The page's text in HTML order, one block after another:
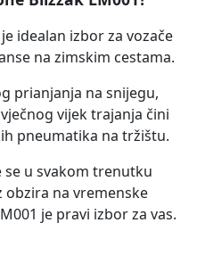
je idealan izbor za vozače
na zimskim cestama.
prianjanja na snijegu,
vijek trajanja čini
pneumatika na tržištu.
u svakom trenutku
obzira na vremenske
je pravi izbor za vas.